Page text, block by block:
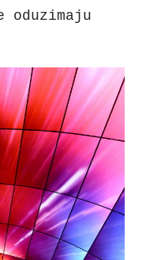
oduzimaju